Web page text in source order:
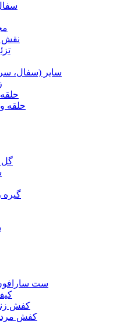
نقش
سایر (سفال،
حلقه
گل
ست
کفش
کفش